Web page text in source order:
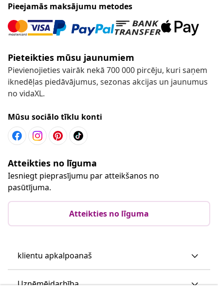
Pieejamās maksājumu metodes
Pieteikties mūsu jaunumiem
Pievienojieties vairāk nekā 700 000 pircēju, kuri saņem
iknedēļas piedāvājumus, sezonas akcijas un jaunumus
no vidaXL.
Mūsu sociālo tīklu konti
Atteikties no līguma
Iesniegt pieprasījumu par atteikšanos no
pasūtījuma.
Atteikties no līguma
klientu apkalpoanaš
Uzņēmējdarbība